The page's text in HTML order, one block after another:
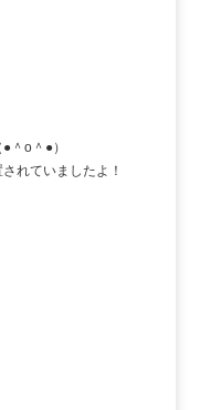
＾o＾●）
れていましたよ！